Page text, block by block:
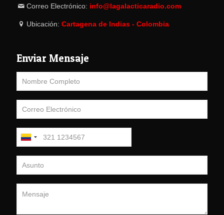
Correo Electrónico: info@lagalacticaradio.com
Ubicación: Cartagena de Indias - Colombia
Enviar Mensaje